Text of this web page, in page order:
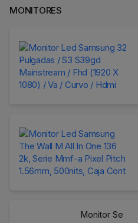
MONITORES
Monitor Se